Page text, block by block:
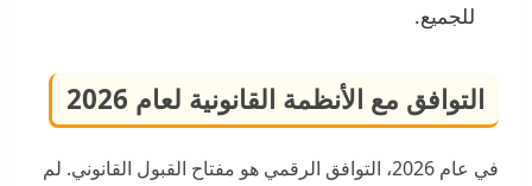
للجميع.
التوافق مع الأنظمة القانونية لعام 2026
في عام 2026، التوافق الرقمي هو مفتاح القبول القانوني. لم